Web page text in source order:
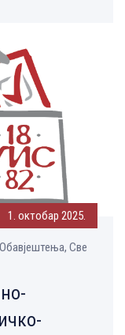
1. октобар 2025.
Све